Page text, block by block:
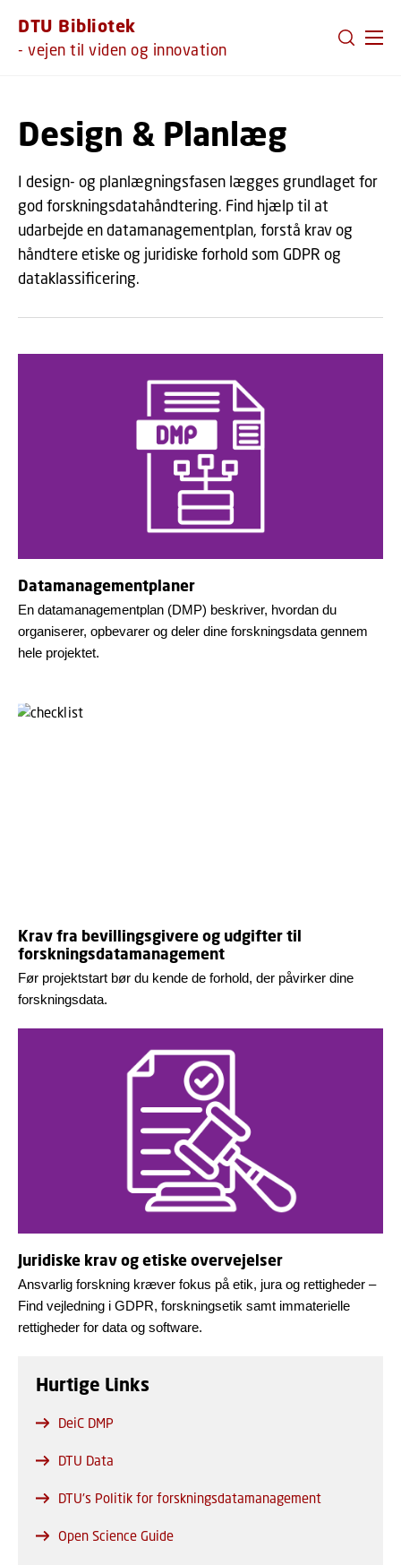
DTU Bibliotek
- vejen til viden og innovation
Design & Planlæg
I design- og planlægningsfasen lægges grundlaget for
god forskningsdatahåndtering. Find hjælp til at
udarbejde en datamanagementplan, forstå krav og
håndtere etiske og juridiske forhold som GDPR og
dataklassificering.
Datamanagementplaner
En datamanagementplan (DMP) beskriver, hvordan du
organiserer, opbevarer og deler dine forskningsdata gennem
hele projektet.
Krav fra bevillingsgivere og udgifter til
forskningsdatamanagement
Før projektstart bør du kende de forhold, der påvirker dine
forskningsdata.
Juridiske krav og etiske overvejelser
Ansvarlig forskning kræver fokus på etik, jura og rettigheder –
Find vejledning i GDPR, forskningsetik samt immaterielle
rettigheder for data og software.
Hurtige Links
DeiC DMP
DTU Data
DTU's Politik for forskningsdatamanagement
Open Science Guide